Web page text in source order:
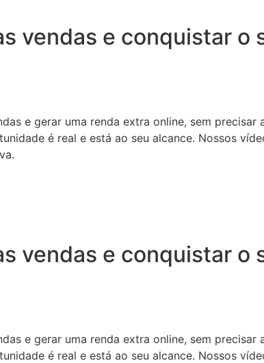
vendas e conquistar o
e gerar uma renda extra online, sem precisar
é real e está ao seu alcance. Nossos
vendas e conquistar o
e gerar uma renda extra online, sem precisar
é real e está ao seu alcance. Nossos